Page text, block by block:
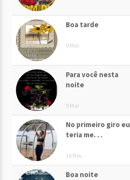
Boa tarde
9 Mar
Para você nesta
noite
9 Mar
No primeiro giro eu
teria me. . .
16 Nov
Boa noite